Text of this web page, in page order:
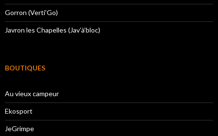
Gorron (Verti’Go)
Javron les Chapelles (Jav’à’bloc)
BOUTIQUES
Au vieux campeur
Ekosport
JeGrimpe